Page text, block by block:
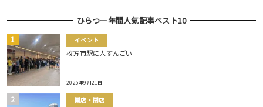
ひらつー年間人気記事ベスト10
イベント
枚方市駅に人すんごい
2025年9月21日
開店・閉店